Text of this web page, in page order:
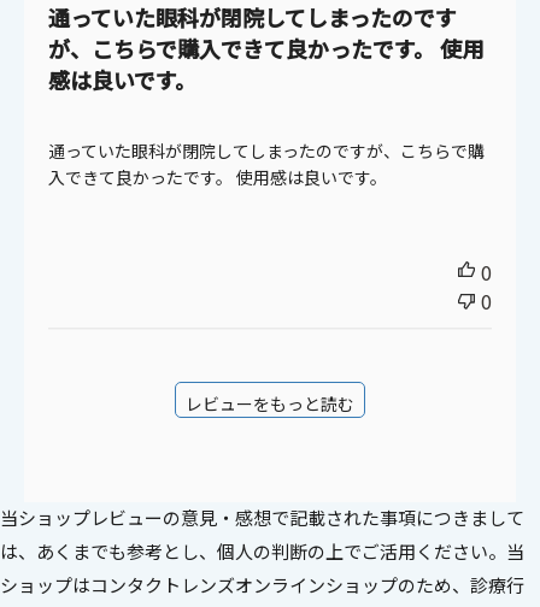
通っていた眼科が閉院してしまったのです
が、こちらで購入できて良かったです。 使用
感は良いです。
通っていた眼科が閉院してしまったのですが、こちらで購
入できて良かったです。 使用感は良いです。
0
0
レビューをもっと読む
当ショップレビューの意見・感想で記載された事項につきまして
は、あくまでも参考とし、個人の判断の上でご活用ください。当
ショップはコンタクトレンズオンラインショップのため、診療行